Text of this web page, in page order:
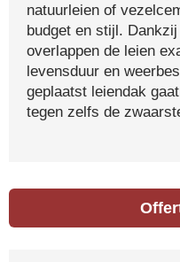
natuurleien of
budget en stijl.
overlappen de leien
levensduur en
geplaatst leiendak
tegen zelfs de